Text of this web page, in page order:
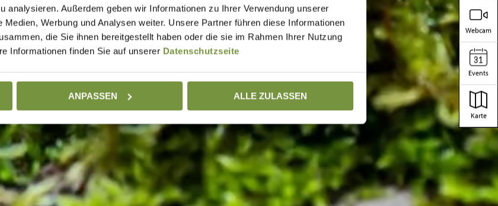
analysieren. Außerdem geben wir Informationen zu Ihrer Verwendung unserer
Werbung und Analysen weiter. Unsere Partner führen diese Informationen
die Sie ihnen bereitgestellt haben oder die sie im Rahmen Ihrer Nutzung
Informationen finden Sie auf unserer Datenschutzseite
ANPASSEN ALLE ZULASSEN
Webcam
Events
Karte